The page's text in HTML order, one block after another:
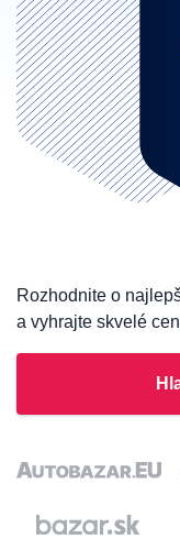
Rozhodnite o
a vyhrajte skvelé